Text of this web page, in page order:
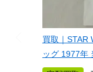
買取｜
ッグ 1977年